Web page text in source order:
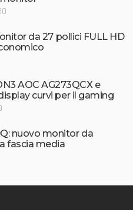
da 27 pollici FULL HD
AOC AG273QCX e
curvi per il gaming
nuovo monitor da
fascia media